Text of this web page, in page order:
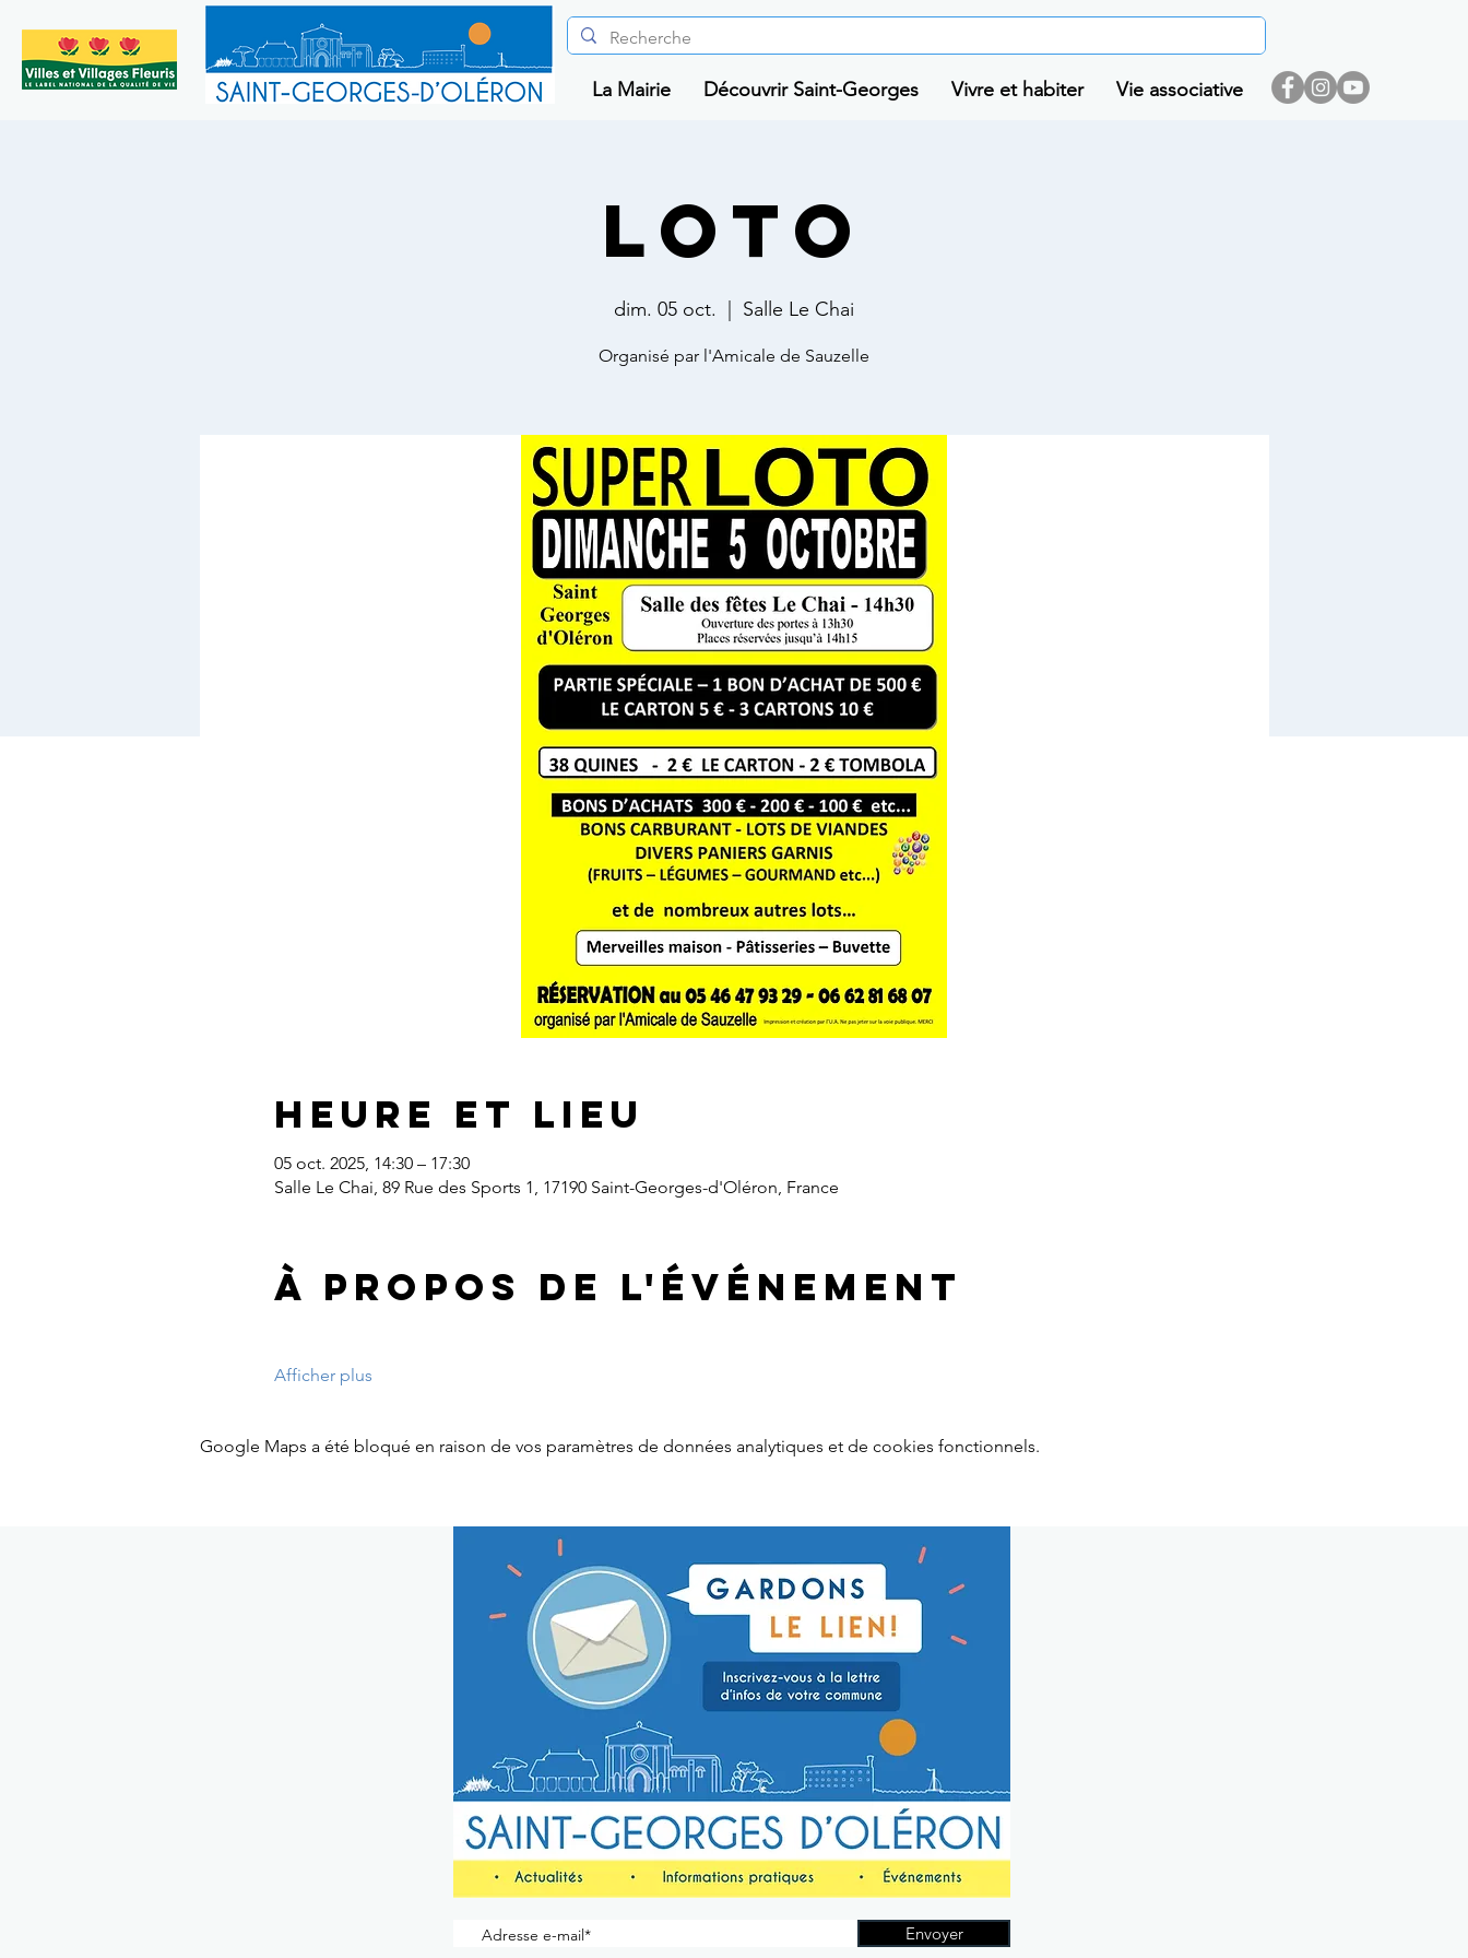
La Mairie Découvrir Saint-Georges Vivre et habiter Vie associative
Loto
dim. 05 oct. Salle Le Chai
Organisé par l'Amicale de Sauzelle
Heure et lieu
05 oct. 2025, 14:30 – 17:30
Salle Le Chai, 89 Rue des Sports 1, 17190 Saint-Georges-d'Oléron, France
À propos de l'événement
Afficher plus
Google Maps a été bloqué en raison de vos paramètres de données analytiques et de cookies fonctionnels.
Envoyer